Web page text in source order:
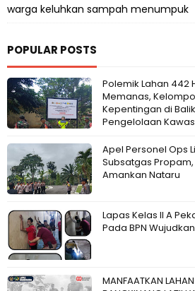
warga keluhkan sampah menumpuk
POPULAR POSTS
Polemik Lahan 442
Memanas,
Kepentingan di
Pengelolaan
Apel Personel Ops
Subsatgas
Amankan Nataru
Lapas Kelas II A
Pada BPN
MANFAATKAN